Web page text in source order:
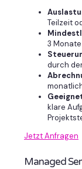
Teilzeit
3 Monate
durch
klare
Jetzt Anfragen
Managed